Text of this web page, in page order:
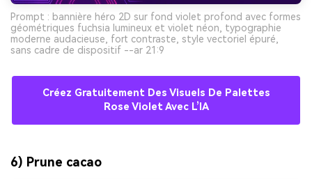
Prompt : bannière héro 2D sur fond violet profond avec formes
géométriques fuchsia lumineux et violet néon, typographie
moderne audacieuse, fort contraste, style vectoriel épuré,
sans cadre de dispositif --ar 21:9
Créez Gratuitement Des Visuels De Palettes
Rose Violet Avec L’IA
6) Prune cacao